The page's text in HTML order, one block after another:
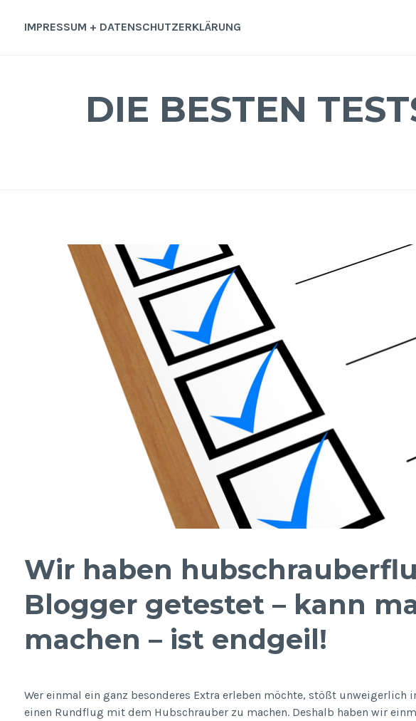
InhaltIMPRESSUM + DATENSCHUTZERKLÄRUNG
DIE BESTEN
Wir haben
Blogger getestet – kann
machen – ist endgeil!
Wer einmal ein ganz besonderes Extra erleben möchte, stößt unweigerlich
einen Rundflug mit dem Hubschrauber zu machen. Deshalb haben wir